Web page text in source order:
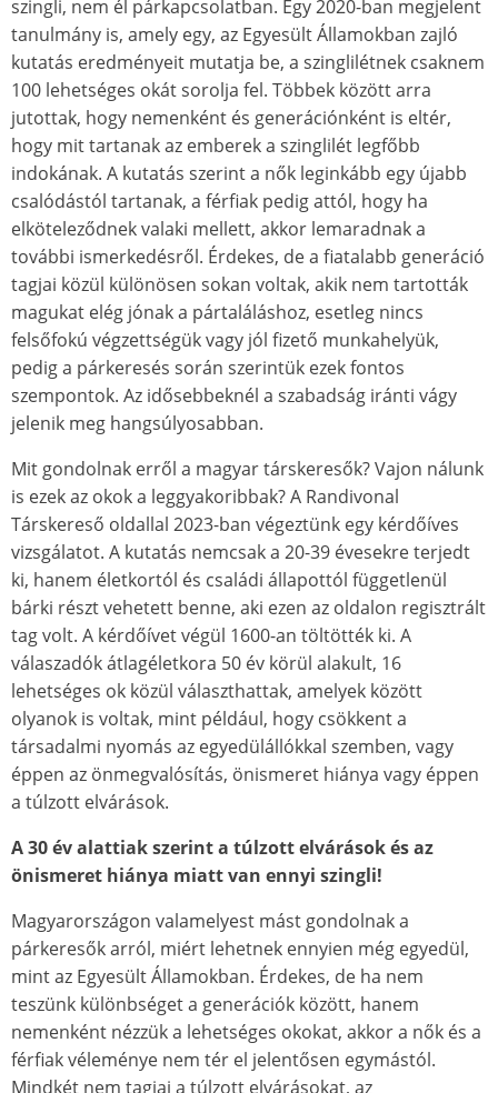
szingli, nem él párkapcsolatban. Egy 2020-ban megjelent
tanulmány is, amely egy, az Egyesült Államokban zajló
kutatás eredményeit mutatja be, a szinglilétnek csaknem
100 lehetséges okát sorolja fel. Többek között arra
jutottak, hogy nemenként és generációnként is eltér,
hogy mit tartanak az emberek a szinglilét legfőbb
indokának. A kutatás szerint a nők leginkább egy újabb
csalódástól tartanak, a férfiak pedig attól, hogy ha
elköteleződnek valaki mellett, akkor lemaradnak a
további ismerkedésről. Érdekes, de a fiatalabb generáció
tagjai közül különösen sokan voltak, akik nem tartották
magukat elég jónak a pártaláláshoz, esetleg nincs
felsőfokú végzettségük vagy jól fizető munkahelyük,
pedig a párkeresés során szerintük ezek fontos
szempontok. Az idősebbeknél a szabadság iránti vágy
jelenik meg hangsúlyosabban.
Mit gondolnak erről a magyar társkeresők? Vajon nálunk
is ezek az okok a leggyakoribbak? A Randivonal
Társkereső oldallal 2023-ban végeztünk egy kérdőíves
vizsgálatot. A kutatás nemcsak a 20-39 évesekre terjedt
ki, hanem életkortól és családi állapottól függetlenül
bárki részt vehetett benne, aki ezen az oldalon regisztrált
tag volt. A kérdőívet végül 1600-an töltötték ki. A
válaszadók átlagéletkora 50 év körül alakult, 16
lehetséges ok közül választhattak, amelyek között
olyanok is voltak, mint például, hogy csökkent a
társadalmi nyomás az egyedülállókkal szemben, vagy
éppen az önmegvalósítás, önismeret hiánya vagy éppen
a túlzott elvárások.
A 30 év alattiak szerint a túlzott elvárások és az
önismeret hiánya miatt van ennyi szingli!
Magyarországon valamelyest mást gondolnak a
párkeresők arról, miért lehetnek ennyien még egyedül,
mint az Egyesült Államokban. Érdekes, de ha nem
teszünk különbséget a generációk között, hanem
nemenként nézzük a lehetséges okokat, akkor a nők és a
férfiak véleménye nem tér el jelentősen egymástól.
Mindkét nem tagjai a túlzott elvárásokat, az